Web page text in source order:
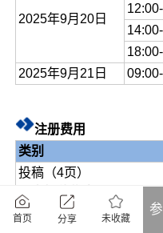
2025年9月20日
2025年9月21日
注册费用
类别
投稿（4页）
早鸟投稿优惠（4页）
首页 分享 未收藏